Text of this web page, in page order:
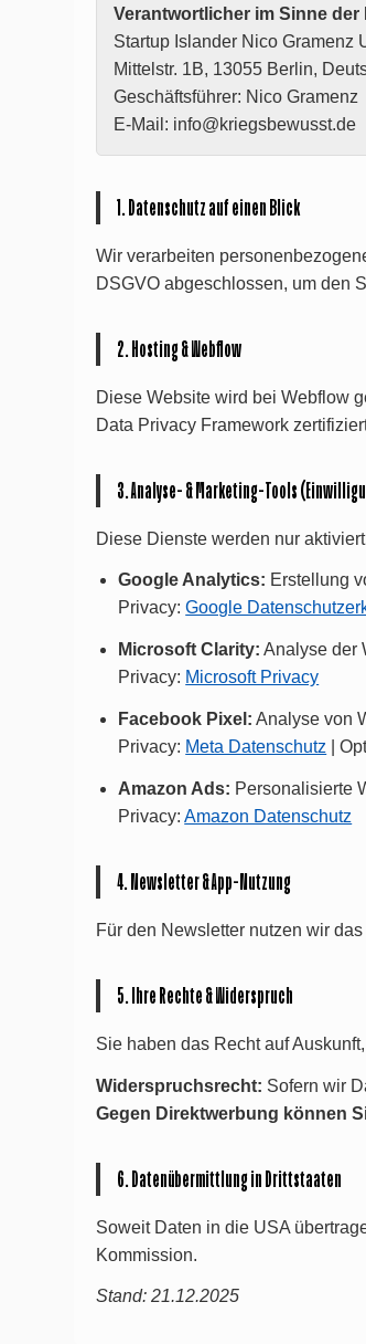
Verantwortlicher im Sinne der
Startup Islander Nico Gramenz
Mittelstr. 1B, 13055 Berlin,
Geschäftsführer: Nico Gramenz
E-Mail: info@kriegsbewusst.de
1. Datenschutz auf einen Blick
Wir verarbeiten
DSGVO abgeschlossen, um den
2. Hosting & Webflow
Diese Website wird bei Webflow
Data Privacy Framework
3. Analyse- & Marketing-Tools
Diese Dienste werden nur
Google Analytics: Erstellung
Privacy:Google
Microsoft Clarity: Analyse der
Privacy: Microsoft Privacy
Facebook Pixel: Analyse von
Privacy: Meta Datenschutz |
Amazon Ads: Personalisierte
Privacy:Amazon Datenschutz
4. Newsletter & App-Nutzung
Für den Newsletter nutzen wir
5. Ihre Rechte & Widerspruch
Sie haben das Recht auf
Widerspruchsrecht: Sofern wir
Gegen Direktwerbung können
6. Datenübermittlung in Drittstaaten
Soweit Daten in die USA
Kommission.
Stand: 21.12.2025